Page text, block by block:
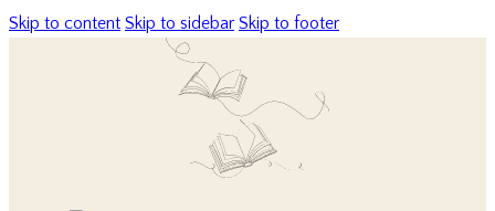
Skip to content Skip to sidebar Skip to footer